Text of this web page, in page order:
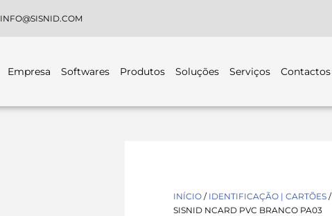
INFO@SISNID.COM
Empresa Softwares Produtos Soluções Serviços Contactos
INÍCIO / IDENTIFICAÇÃO | CARTÕES /
SISNID NCARD PVC BRANCO PA03